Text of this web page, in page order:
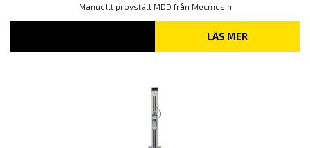
Manuellt provställ MDD från Mecmesin
LÄS MER